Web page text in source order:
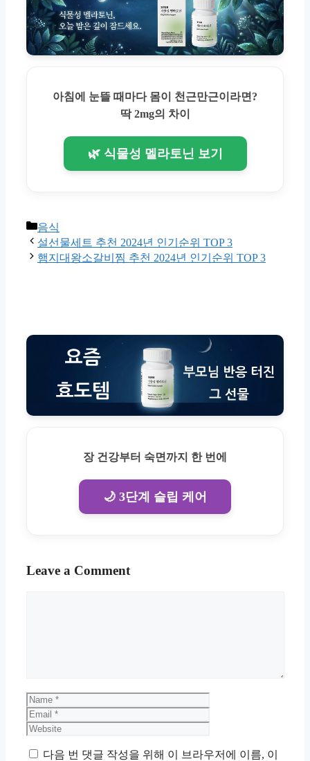
아침에 눈뜰 때마다 몸이 천근만근이라면?
딱 2mg의 차이
🌿 식물성 멜라토닌 보기
Categories
음식
설선물세트 추천 2024년 인기순위 TOP 3
햄지대왕소갈비찜 추천 2024년 인기순위 TOP 3
장 건강부터 숙면까지 한 번에
🌙 3단계 슬립 케어
Leave a Comment
Name
다음 번 댓글 작성을 위해 이 브라우저에 이름, 이